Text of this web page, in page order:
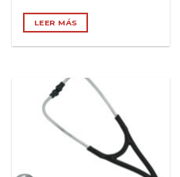
LEER MÁS